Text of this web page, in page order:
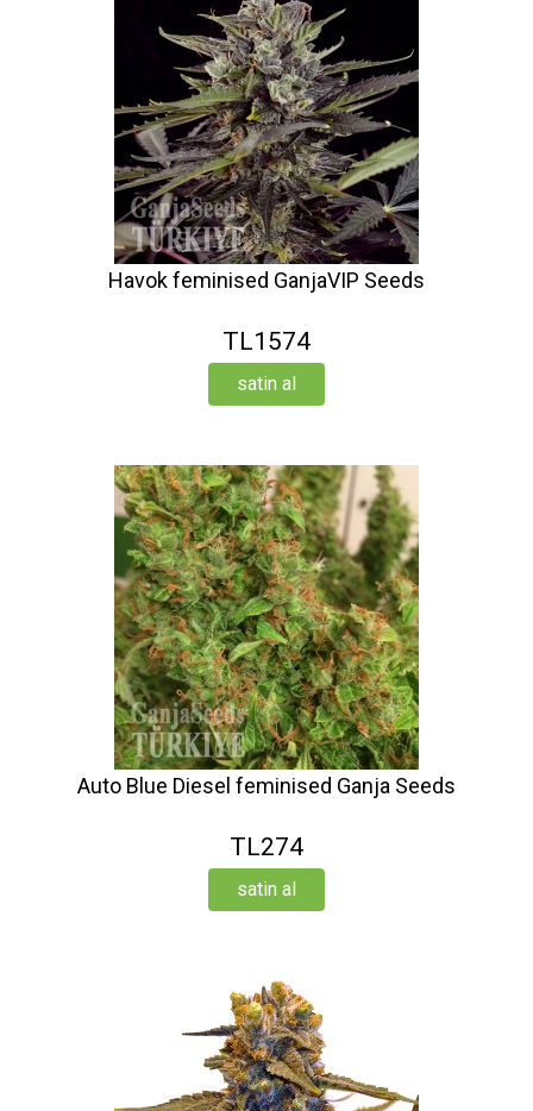
Havok feminised GanjaVIP Seeds
TL1574
satin al
Auto Blue Diesel feminised Ganja Seeds
TL274
satin al